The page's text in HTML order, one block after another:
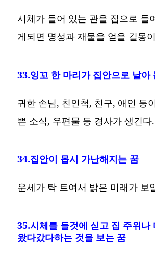
시체가 들어 있는 관을 집으로 들
게되면 명성과 재물을 얻을 길몽
33.잉꼬 한 마리가 집안으로 날아
귀한 손님, 친인척, 친구, 애인 등
쁜 소식, 우편물 등 경사가 생긴다.
34.집안이 몹시 가난해지는 꿈
운세가 탁 트여서 밝은 미래가 보
35.시체를 들것에 싣고 집 주위나
왔다갔다하는 것을 보는 꿈